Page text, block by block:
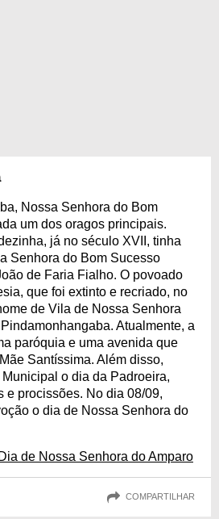
Nossa Senhora do Bom
um dos oragos principais.
já no século XVII, tinha
Senhora do Bom Sucesso
de Faria Fialho. O povoado
que foi extinto e recriado, no
de Vila de Nossa Senhora
Atualmente, a
paróquia e uma avenida que
Santíssima. Além disso,
o dia da Padroeira,
e procissões. No dia 08/09,
o dia de Nossa Senhora do
de Nossa Senhora do Amparo
COMPARTILHAR